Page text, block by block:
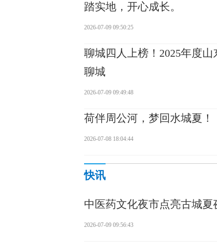
踏实地，开心成长。
2026-07-09 09:50:25
聊城四人上榜！2025年度
聊城
2026-07-09 09:49:48
荷伴周公河，梦回水城夏！
2026-07-08 18:04:44
快讯
中医药文化夜市点亮古城夏
2026-07-09 09:56:43